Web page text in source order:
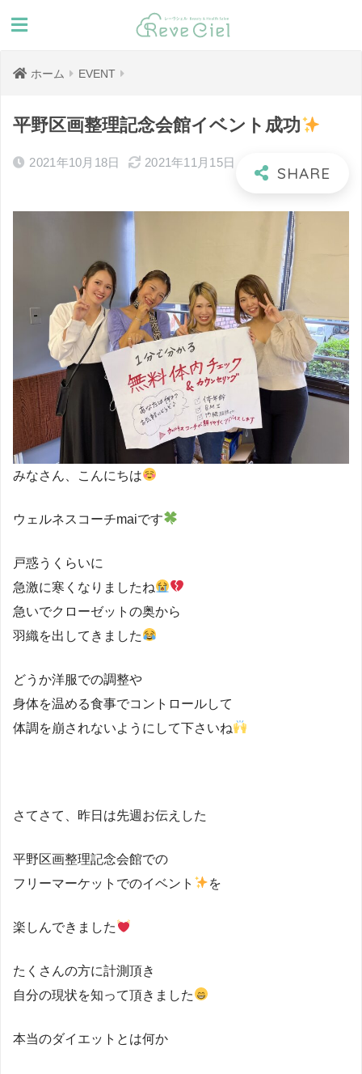
ホーム EVENT
平野区画整理記念会館イベント成功
2021年10月18日 2021年11月15日
みなさん、こんにちは
ウェルネスコーチmaiです
戸惑うくらいに
急激に寒くなりましたね
急いでクローゼットの奥から
羽織を出してきました
どうか洋服での調整や
身体を温める食事でコントロールして
体調を崩されないようにして下さいね
さてさて、昨日は先週お伝えした
平野区画整理記念会館での
フリーマーケットでのイベント
を
楽しんできました
たくさんの方に計測頂き
自分の現状を知って頂きました
本当のダイエットとは何か